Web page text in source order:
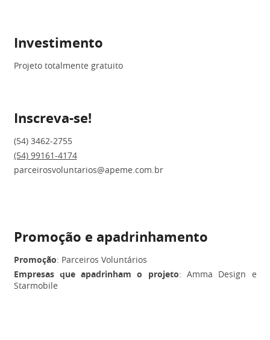
Investimento
Projeto totalmente gratuito
Inscreva-se!
(54) 3462-2755
(54) 99161-4174
parceirosvoluntarios@apeme.com.br
Promoção e apadrinhamento
Promoção: Parceiros Voluntários
Empresas que apadrinham o projeto: Amma Design e
Starmobile